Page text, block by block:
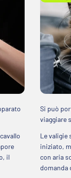
il
Si può
viaggiare
Le valigie
iniziato,
con aria
domanda